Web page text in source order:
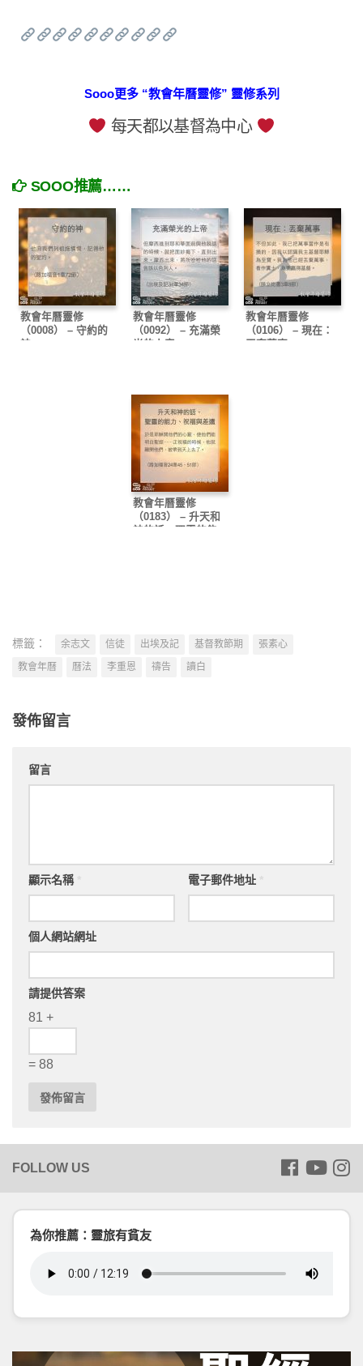
Sooo更多 “教會年曆靈修” 靈修系列
每天都以基督為中心
SOOO推薦……
教會年曆靈修
（0008） – 守約的
神
教會年曆靈修
（0092） – 充滿榮
光的上帝
教會年曆靈修
（0106） – 現在：
丟棄萬事
教會年曆靈修
（0183） – 升天和
神的話、聖靈的能
標籤： 余志文 信徒 出埃及記 基督教節期
張素心
教會年曆
曆法 李重恩 禱告 讀白
發佈留言
留言
顯示名稱 電子郵件地址
個人網站網址
請提供答案
81 +
= 88
為你推薦：靈旅有貧友